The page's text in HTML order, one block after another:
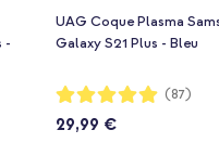
-
UAG Coque Plasma
Galaxy S21 Plus - Bleu
Notation:
99%
(87)
29,99 €